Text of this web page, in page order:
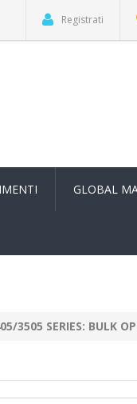
Registrati
GLOBAL
3505 SERIES: BULK